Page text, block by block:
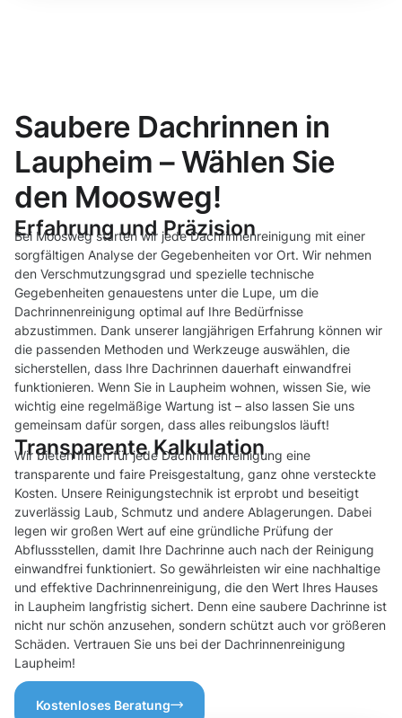
Saubere Dachrinnen in
Laupheim – Wählen Sie
den Moosweg!
Erfahrung und Präzision
Bei Moosweg starten wir jede Dachrinnenreinigung mit einer
sorgfältigen Analyse der Gegebenheiten vor Ort. Wir nehmen
den Verschmutzungsgrad und spezielle technische
Gegebenheiten genauestens unter die Lupe, um die
Dachrinnenreinigung optimal auf Ihre Bedürfnisse
abzustimmen. Dank unserer langjährigen Erfahrung können wir
die passenden Methoden und Werkzeuge auswählen, die
sicherstellen, dass Ihre Dachrinnen dauerhaft einwandfrei
funktionieren. Wenn Sie in Laupheim wohnen, wissen Sie, wie
wichtig eine regelmäßige Wartung ist – also lassen Sie uns
gemeinsam dafür sorgen, dass alles reibungslos läuft!
Transparente Kalkulation
Wir bieten Ihnen für jede Dachrinnenreinigung eine
transparente und faire Preisgestaltung, ganz ohne versteckte
Kosten. Unsere Reinigungstechnik ist erprobt und beseitigt
zuverlässig Laub, Schmutz und andere Ablagerungen. Dabei
legen wir großen Wert auf eine gründliche Prüfung der
Abflussstellen, damit Ihre Dachrinne auch nach der Reinigung
einwandfrei funktioniert. So gewährleisten wir eine nachhaltige
und effektive Dachrinnenreinigung, die den Wert Ihres Hauses
in Laupheim langfristig sichert. Denn eine saubere Dachrinne ist
nicht nur schön anzusehen, sondern schützt auch vor größeren
Schäden. Vertrauen Sie uns bei der Dachrinnenreinigung
Laupheim!
Kostenloses Beratung